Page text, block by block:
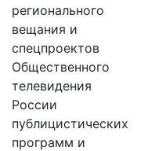
регионального
вещания и
спецпроектов
Общественного
телевидения
России
публицистических
программ и